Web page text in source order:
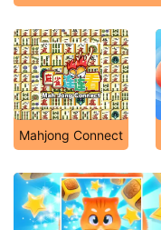
Mahjong Connect